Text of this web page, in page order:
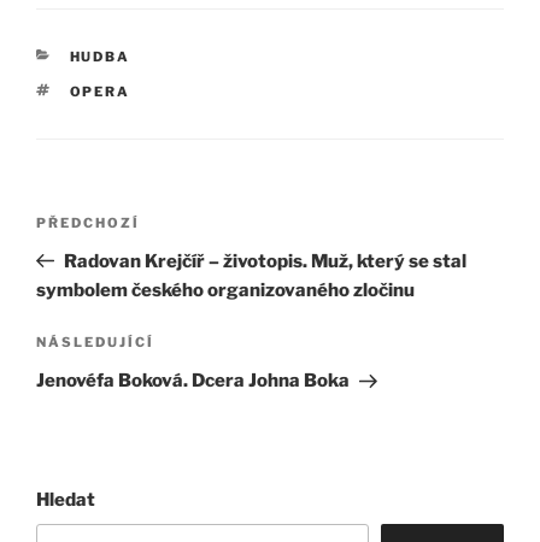
RUBRIKY
HUDBA
ŠTÍTKY
OPERA
Navigace
příspěvek
Předchozí
příspěvek
PŘEDCHOZÍ
Radovan Krejčíř – životopis. Muž, který se stal
symbolem českého organizovaného zločinu
Následující
příspěvek
NÁSLEDUJÍCÍ
Jenovéfa Boková. Dcera Johna Boka
Hledat